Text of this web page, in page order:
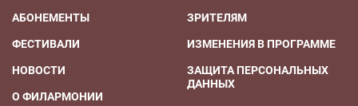
АБОНЕМЕНТЫ
ФЕСТИВАЛИ
НОВОСТИ
О ФИЛАРМОНИИ
ЗРИТЕЛЯМ
ИЗМЕНЕНИЯ В ПРОГРАММЕ
ЗАЩИТА ПЕРСОНАЛЬНЫХ
ДАННЫХ